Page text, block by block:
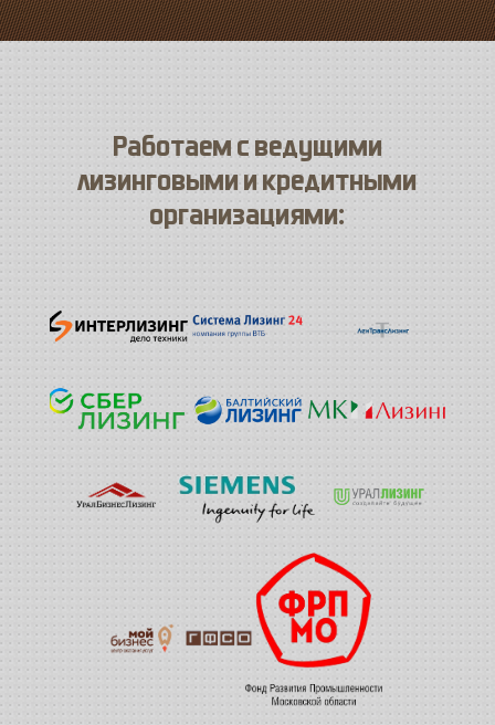
Работаем с ведущими
лизинговыми и кредитными
организациями: